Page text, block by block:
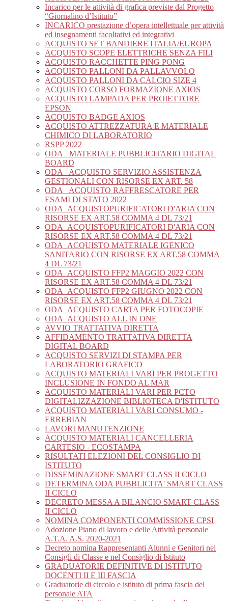
Incarico per le attività di grafica previste dal Progetto
“Giornalino d’Istituto”
INCARICO prestazione d’opera intellettuale per attività
ed insegnamenti facoltativi ed integrativi
ACQUISTO SET BANDIERE ITALIA/EUROPA
ACQUISTO SCOPE ELETTRICHE SENZA FILI
ACQUISTO RACCHETTE PING PONG
ACQUISTO PALLONI DA PALLAVVOLO
ACQUISTO PALLONI DA CALCIO SIZE 4
ACQUISTO CORSO FORMAZIONE AXIOS
ACQUISTO LAMPADA PER PROIETTORE
EPSON
ACQUISTO BADGE AXIOS
ACQUISTO ATTREZZATURA E MATERIALE
CHIMICO DI LABORATORIO
RSPP 2022
ODA_ MATERIALE PUBBLICITARIO DIGITAL
BOARD
ODA_ ACQUISTO SERVIZIO ASSISTENZA
GESTIONALI CON RISORSE EX ART. 58
ODA_ ACQUISTO RAFFRESCATORE PER
ESAMI DI STATO 2022
ODA_ACQUISTOPURIFICATORI D'ARIA CON
RISORSE EX ART.58 COMMA 4 DL 73/21
ODA_ACQUISTOPURIFICATORI D'ARIA CON
RISORSE EX ART.58 COMMA 4 DL 73/21
ODA_ACQUISTO MATERIALE IGENICO
SANITARIO CON RISORSE EX ART.58 COMMA
4 DL 73/21
ODA_ACQUISTO FFP2 MAGGIO 2022 CON
RISORSE EX ART.58 COMMA 4 DL 73/21
ODA_ACQUISTO FFP2 GIUGNO 2022 CON
RISORSE EX ART.58 COMMA 4 DL 73/21
ODA_ACQUISTO CARTA PER FOTOCOPIE
ODA_ACQUISTO ALL IN ONE
AVVIO TRATTATIVA DIRETTA
AFFIDAMENTO TRATTATIVA DIRETTA
DIGITAL BOARD
ACQUISTO SERVIZI DI STAMPA PER
LABORATORIO GRAFICO
ACQUISTO MATERIALI VARI PER PROGETTO
INCLUSIONE IN FONDO AL MAR
ACQUISTO MATERIALI VARI PER PCTO
DIGITALIZZAZIONE BIBLIOTECA D'ISTITUTO
ACQUISTO MATERIALI VARI CONSUMO -
ERREBIAN
LAVORI MANUTENZIONE
ACQUISTO MATERIALI CANCELLERIA
CARTESIO - ECOSTAMPA
RISULTATI ELEZIONI DEL CONSIGLIO DI
ISTITUTO
DISSEMINAZIONE SMART CLASS II CICLO
DETERMINA ODA PUBBLICITA' SMART CLASS
II CICLO
DECRETO MESSA A BILANCIO SMART CLASS
II CICLO
NOMINA COMPONENTI COMMISSIONE CPSI
Adozione Piano di lavoro e delle Attività personale
A.T.A. A.S. 2020-2021
Decreto nomina Rappresentanti Alunni e Genitori nei
Consigli di Classe e nel Consiglio di Istituto
GRADUATORIE DEFINITIVE DI ISTITUTO
DOCENTI II E III FASCIA
Graduatorie di circolo e istituto di prima fascia del
personale ATA